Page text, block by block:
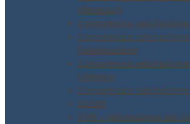
Vibrazioni
Consulenza
Consulenza
fulminazione
Consulenza
Chimico
Consulenza
DUVRI
DVR – Valutazione dei